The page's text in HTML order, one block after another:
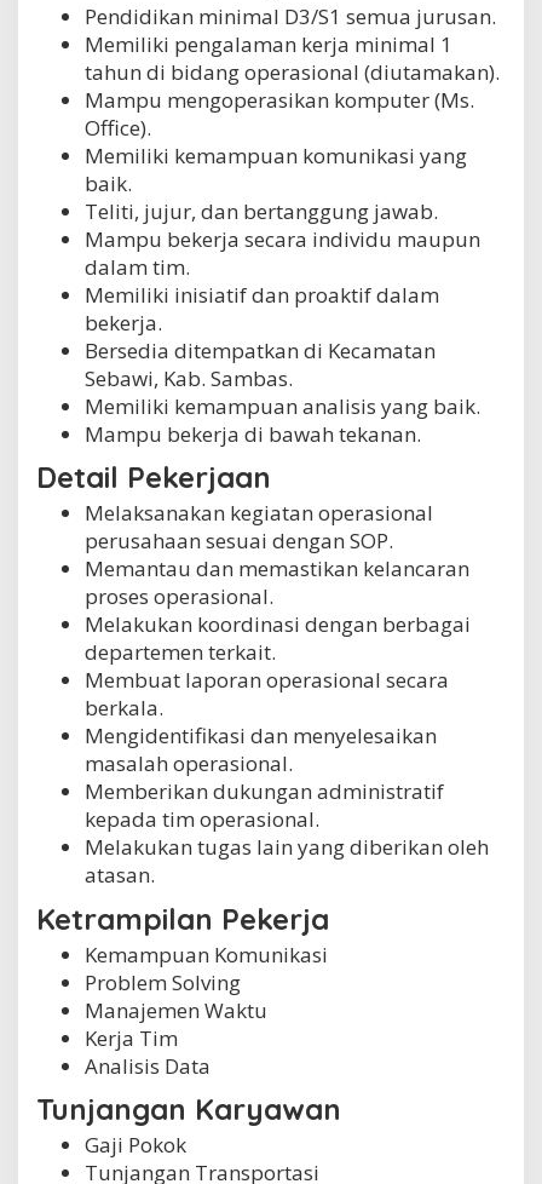
Pendidikan minimal D3/S1 semua jurusan.
Memiliki pengalaman kerja minimal 1
tahun di bidang operasional (diutamakan).
Mampu mengoperasikan komputer (Ms.
Office).
Memiliki kemampuan komunikasi yang
baik.
Teliti, jujur, dan bertanggung jawab.
Mampu bekerja secara individu maupun
dalam tim.
Memiliki inisiatif dan proaktif dalam
bekerja.
Bersedia ditempatkan di Kecamatan
Sebawi, Kab. Sambas.
Memiliki kemampuan analisis yang baik.
Mampu bekerja di bawah tekanan.
Detail Pekerjaan
Melaksanakan kegiatan operasional
perusahaan sesuai dengan SOP.
Memantau dan memastikan kelancaran
proses operasional.
Melakukan koordinasi dengan berbagai
departemen terkait.
Membuat laporan operasional secara
berkala.
Mengidentifikasi dan menyelesaikan
masalah operasional.
Memberikan dukungan administratif
kepada tim operasional.
Melakukan tugas lain yang diberikan oleh
atasan.
Ketrampilan Pekerja
Kemampuan Komunikasi
Problem Solving
Manajemen Waktu
Kerja Tim
Analisis Data
Tunjangan Karyawan
Gaji Pokok
Tunjangan Transportasi